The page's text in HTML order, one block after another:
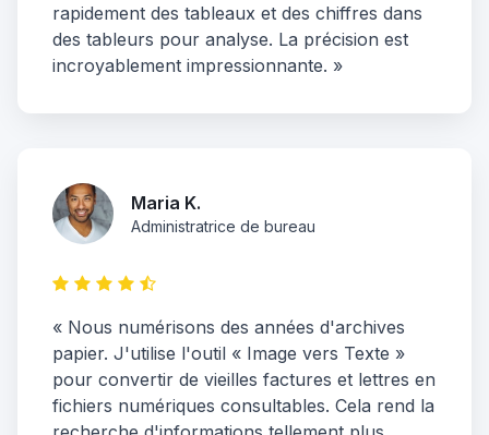
rapidement des tableaux et des chiffres dans
des tableurs pour analyse. La précision est
incroyablement impressionnante. »
Maria K.
Administratrice de bureau
« Nous numérisons des années d'archives
papier. J'utilise l'outil « Image vers Texte »
pour convertir de vieilles factures et lettres en
fichiers numériques consultables. Cela rend la